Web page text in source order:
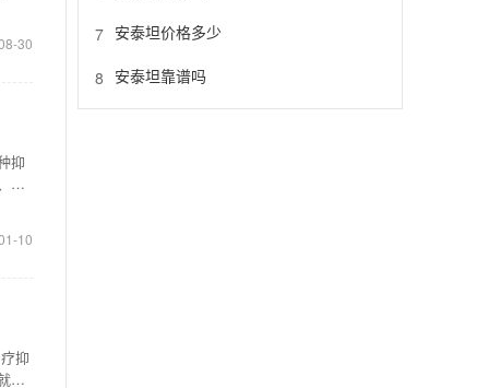
30
抑
神
10
抑
7 安泰坦价格多少
8 安泰坦靠谱吗